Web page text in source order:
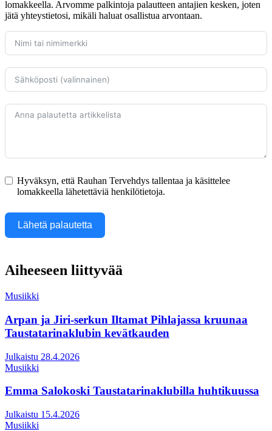
lomakkeella. Arvomme palkintoja palautteen antajien kesken, joten
jätä yhteystietosi, mikäli haluat osallistua arvontaan.
Hyväksyn, että Rauhan Tervehdys tallentaa ja käsittelee
lomakkeella lähetettäviä henkilötietoja.
Lähetä palautetta
Aiheeseen liittyvää
Musiikki
Arpan ja Jiri-serkun Iltamat Pihlajassa kruunaa
Taustatarinaklubin kevätkauden
Julkaistu 28.4.2026
Musiikki
Emma Salokoski Taustatarinaklubilla huhtikuussa
Julkaistu 15.4.2026
Musiikki